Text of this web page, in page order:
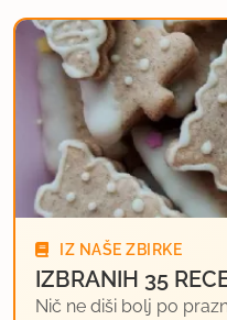
IZ NAŠE ZBIRKE
IZBRANIH 35
Nič ne diši bolj po